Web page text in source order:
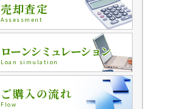
売却査定
Assessment
ローンシミュレーション
Loan simulation
ご購入の流れ
Flow